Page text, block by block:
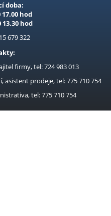
doba:
17.00 hod
13.30 hod
679 322
firmy, tel: 724 983 013
asistent prodeje, tel: 775 710 754
tel: 775 710 754